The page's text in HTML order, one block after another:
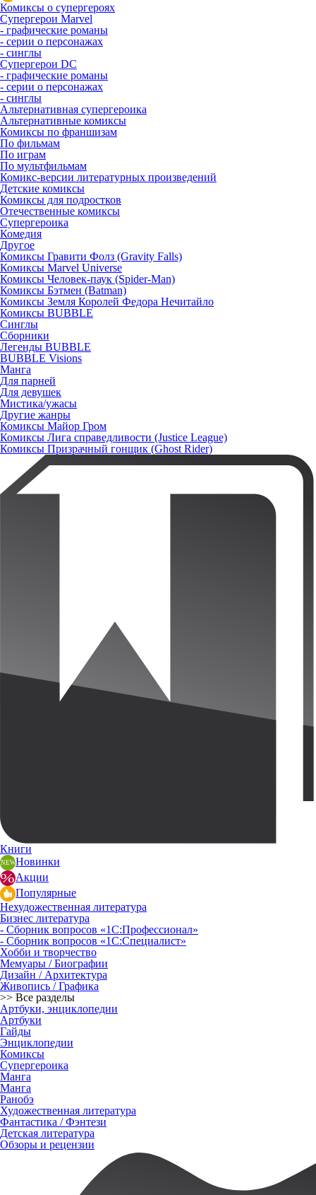
Комиксы о супергероях
Супергерои Marvel
- графические романы
- серии о персонажах
- синглы
Супергерои DC
- графические романы
- серии о персонажах
- синглы
Альтернативная супергероика
Альтернативные комиксы
Комиксы по франшизам
По фильмам
По играм
По мультфильмам
Комикс-версии литературных произведений
Детские комиксы
Комиксы для подростков
Отечественные комиксы
Супергероика
Комедия
Другое
Комиксы Гравити Фолз (Gravity Falls)
Комиксы Marvel Universe
Комиксы Человек-паук (Spider-Man)
Комиксы Бэтмен (Batman)
Комиксы Земля Королей Федора Нечитайло
Комиксы BUBBLE
Синглы
Сборники
Легенды BUBBLE
BUBBLE Visions
Манга
Для парней
Для девушек
Мистика/ужасы
Другие жанры
Комиксы Майор Гром
Комиксы Лига справедливости (Justice League)
Комиксы Призрачный гонщик (Ghost Rider)
Книги
Новинки
Акции
Популярные
Нехудожественная литература
Бизнес литература
- Сборник вопросов «1С:Профессионал»
- Сборник вопросов «1С:Специалист»
Хобби и творчество
Мемуары / Биографии
Дизайн / Архитектура
Живопись / Графика
>> Все разделы
Артбуки, энциклопедии
Артбуки
Гайды
Энциклопедии
Комиксы
Супергероика
Манга
Манга
Ранобэ
Художественная литература
Фантастика / Фэнтези
Детская литература
Обзоры и рецензии